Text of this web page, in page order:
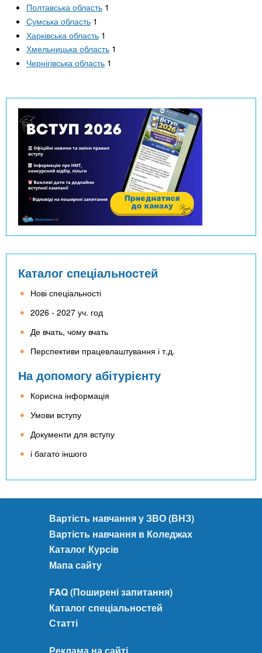
Полтавська область 1
Сумська область 1
Харківська область 1
Хмельницька область 1
Чернігівська область 1
Каталог спеціальностей
Нові спеціальності
2026 - 2027 уч. год
Де вчать, чому вчать
Перспективи працевлаштування і т.д.
На допомогу абітурієнту
Корисна інформація
Умови вступу
Документи для вступу
і багато іншого
Вартість навчання у ЗВО (ВНЗ)
Вартість навчання в Коледжах
Каталог Курсів
Мапа сайту
FAQ (Поширені запитання)
Каталог спеціальностей
Статті
Реклама на сайті